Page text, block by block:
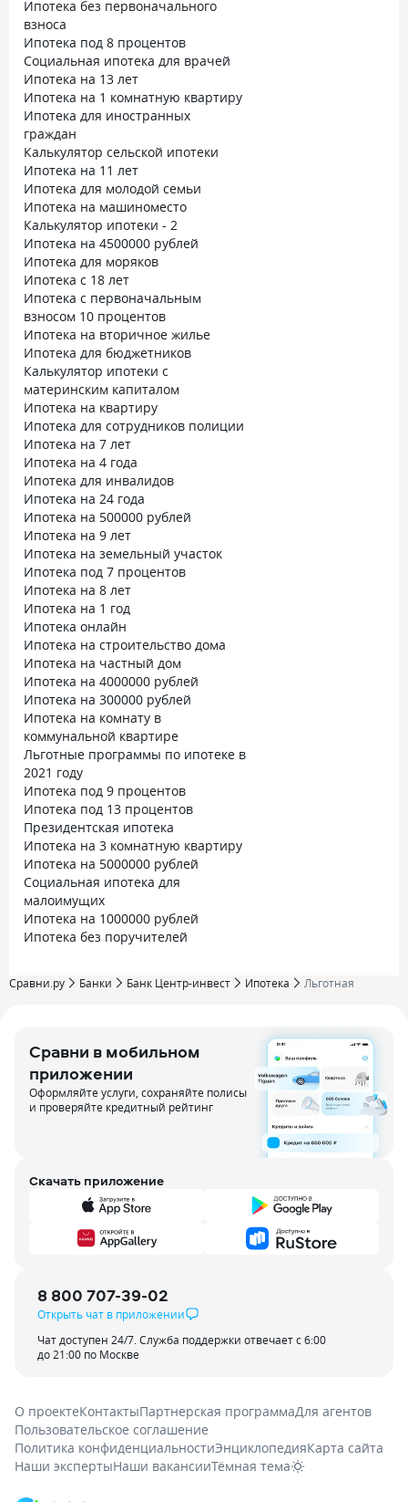
Ипотека без первоначального
взноса
Ипотека под 8 процентов
Социальная ипотека для врачей
Ипотека на 13 лет
Ипотека на 1 комнатную квартиру
Ипотека для иностранных
граждан
Калькулятор сельской ипотеки
Ипотека на 11 лет
Ипотека для молодой семьи
Ипотека на машиноместо
Калькулятор ипотеки - 2
Ипотека на 4500000 рублей
Ипотека для моряков
Ипотека с 18 лет
Ипотека с первоначальным
взносом 10 процентов
Ипотека на вторичное жилье
Ипотека для бюджетников
Калькулятор ипотеки с
материнским капиталом
Ипотека на квартиру
Ипотека для сотрудников полиции
Ипотека на 7 лет
Ипотека на 4 года
Ипотека для инвалидов
Ипотека на 24 года
Ипотека на 500000 рублей
Ипотека на 9 лет
Ипотека на земельный участок
Ипотека под 7 процентов
Ипотека на 8 лет
Ипотека на 1 год
Ипотека онлайн
Ипотека на строительство дома
Ипотека на частный дом
Ипотека на 4000000 рублей
Ипотека на 300000 рублей
Ипотека на комнату в
коммунальной квартире
Льготные программы по ипотеке в
2021 году
Ипотека под 9 процентов
Ипотека под 13 процентов
Президентская ипотека
Ипотека на 3 комнатную квартиру
Ипотека на 5000000 рублей
Социальная ипотека для
малоимущих
Ипотека на 1000000 рублей
Ипотека без поручителей
Сравни.ру Банки Банк Центр-инвест Ипотека Льготная
Сравни в мобильном
приложении
Оформляйте услуги, сохраняйте полисы
и проверяйте кредитный рейтинг
Скачать приложение
8 800 707-39-02
Открыть чат в приложении
Чат доступен 24/7. Служба поддержки отвечает с 6:00
до 21:00 по Москве
О проектеКонтактыПартнерская программаДля агентов
Пользовательское соглашение
Политика конфиденциальностиЭнциклопедияКарта сайта
Наши экспертыНаши вакансииТёмная тема